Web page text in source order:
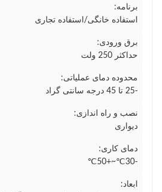
برنامه:
استفاده خانگی/استفاده تجاری
برق ورودی:
حداکثر 250 ولت
محدوده دمای عملیاتی:
-25 تا 45 درجه سانتی گراد
نصب و راه اندازی:
دیواری
دمای کاری:
-30℃~+50℃
ابعاد: